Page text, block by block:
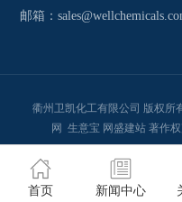
邮箱：
衢州卫凯化工有限公司 版权所
网 生意宝 网盛建站 著作
首页 新闻中心